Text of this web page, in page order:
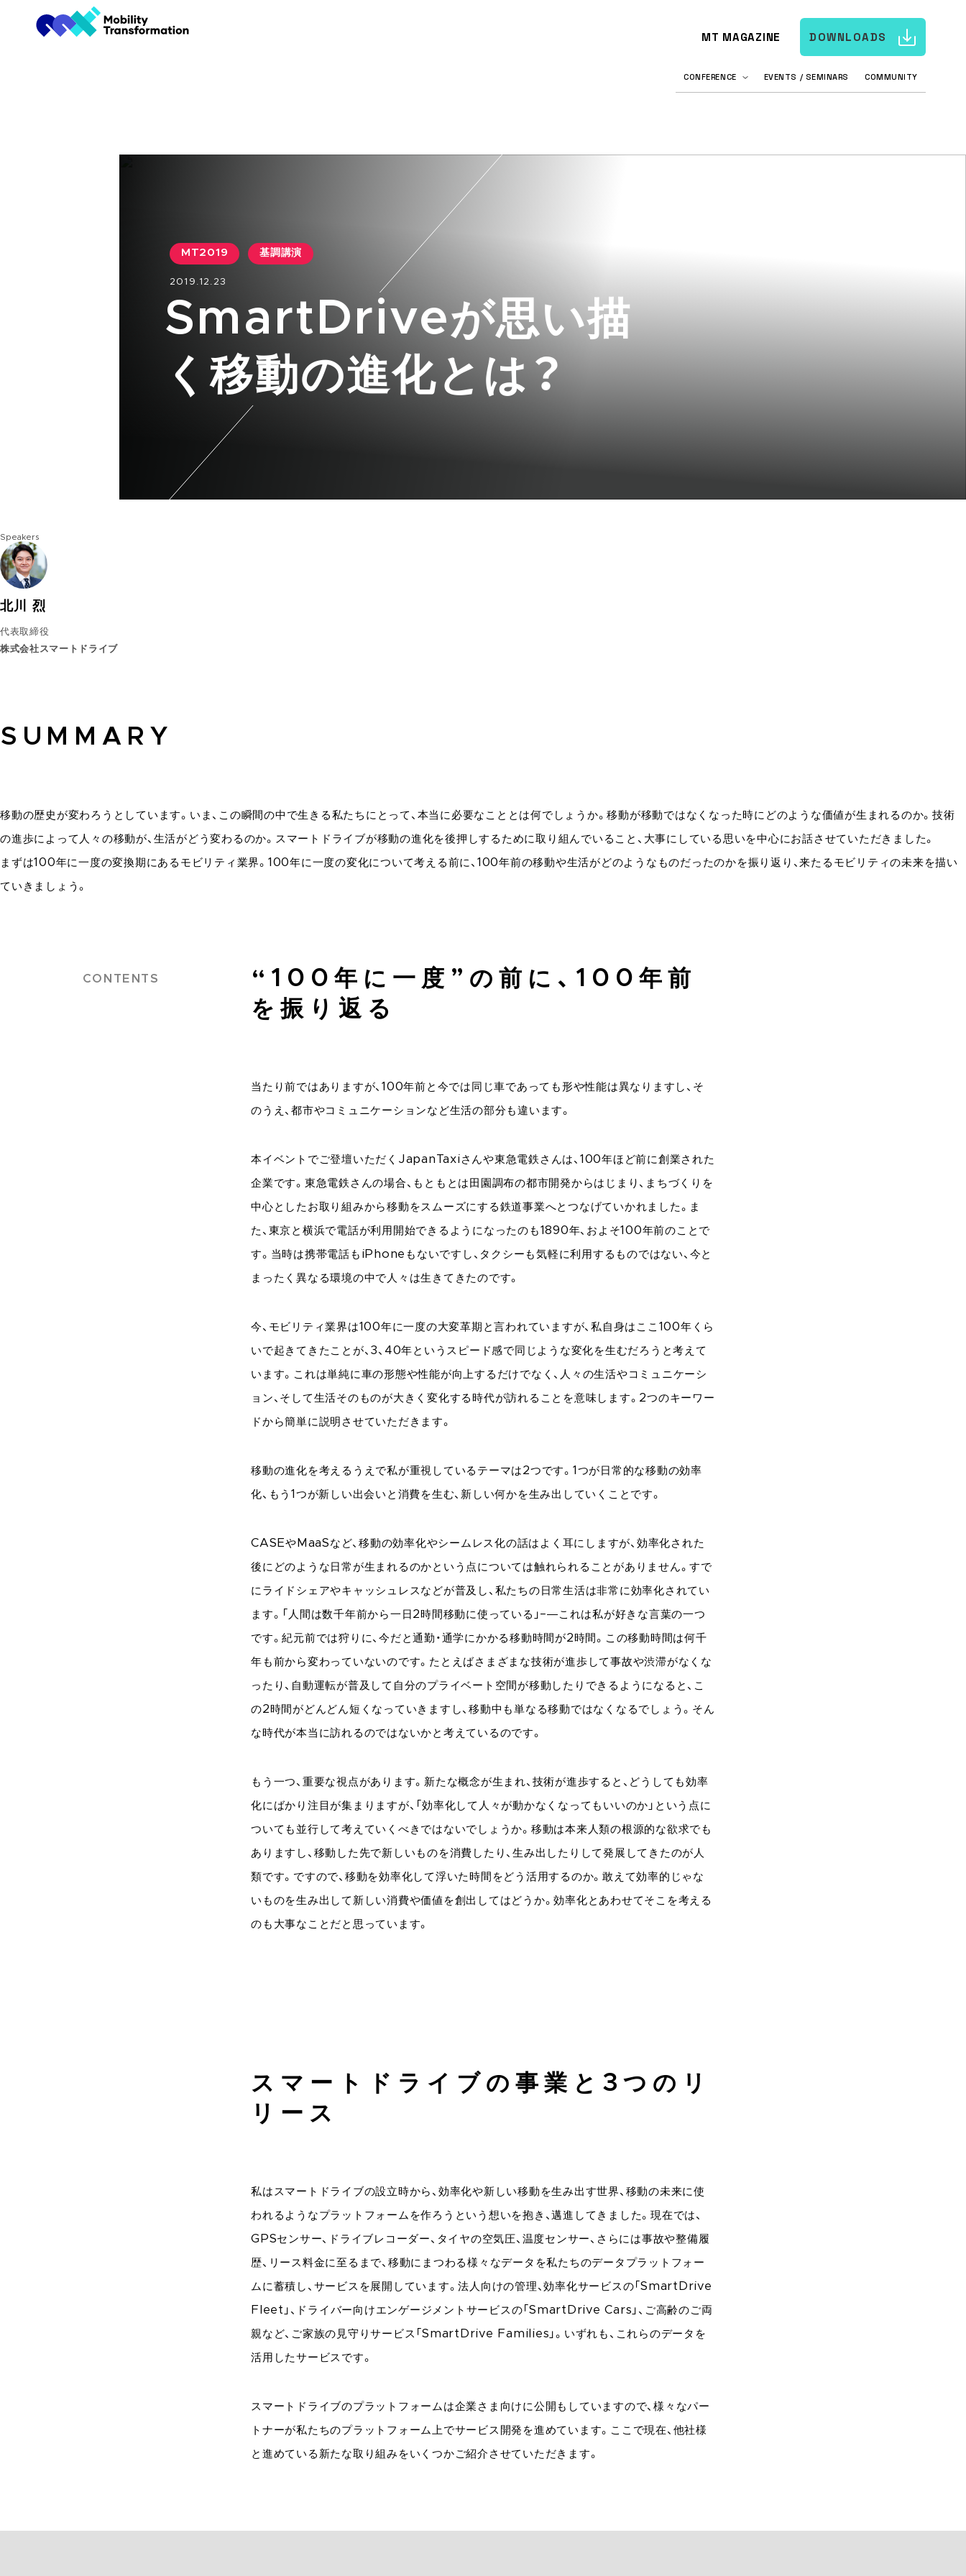
DOWNLOADS
MT MAGAZINE
CONFERENCE EVENTS / SEMINARS COMMUNITY
MT2019 基調講演
2019.12.23
SmartDriveが思い描
く移動の進化とは？
Speakers
北川 烈
代表取締役
株式会社スマートドライブ
SUMMARY
移動の歴史が変わろうとしています。いま、この瞬間の中で生きる私たちにとって、本当に必要なこととは何でしょうか。移動が移動ではなくなった時にどのような価値が生まれるのか。技術
の進歩によって人々の移動が、生活がどう変わるのか。スマートドライブが移動の進化を後押しするために取り組んでいること、大事にしている思いを中心にお話させていただきました。
まずは100年に一度の変換期にあるモビリティ業界。100年に一度の変化について考える前に、100年前の移動や生活がどのようなものだったのかを振り返り、来たるモビリティの未来を描い
ていきましょう。
“100年に一度”の前に、100年前
を振り返る
当たり前ではありますが、100年前と今では同じ車であっても形や性能は異なりますし、そ
のうえ、都市やコミュニケーションなど生活の部分も違います。
本イベントでご登壇いただくJapanTaxiさんや東急電鉄さんは、100年ほど前に創業された
企業です。東急電鉄さんの場合、もともとは田園調布の都市開発からはじまり、まちづくりを
中心としたお取り組みから移動をスムーズにする鉄道事業へとつなげていかれました。ま
た、東京と横浜で電話が利用開始できるようになったのも1890年、およそ100年前のことで
す。当時は携帯電話もiPhoneもないですし、タクシーも気軽に利用するものではない、今と
まったく異なる環境の中で人々は生きてきたのです。
今、モビリティ業界は100年に一度の大変革期と言われていますが、私自身はここ100年くら
いで起きてきたことが、3、40年というスピード感で同じような変化を生むだろうと考えて
います。これは単純に車の形態や性能が向上するだけでなく、人々の生活やコミュニケーシ
ョン、そして生活そのものが大きく変化する時代が訪れることを意味します。2つのキーワー
ドから簡単に説明させていただきます。
移動の進化を考えるうえで私が重視しているテーマは2つです。1つが日常的な移動の効率
化、もう1つが新しい出会いと消費を生む、新しい何かを生み出していくことです。
CASEやMaaSなど、移動の効率化やシームレス化の話はよく耳にしますが、効率化された
後にどのような日常が生まれるのかという点については触れられることがありません。すで
にライドシェアやキャッシュレスなどが普及し、私たちの日常生活は非常に効率化されてい
ます。「人間は数千年前から一日2時間移動に使っている」−―これは私が好きな言葉の一つ
です。紀元前では狩りに、今だと通勤・通学にかかる移動時間が2時間。この移動時間は何千
年も前から変わっていないのです。たとえばさまざまな技術が進歩して事故や渋滞がなくな
ったり、自動運転が普及して自分のプライベート空間が移動したりできるようになると、こ
の2時間がどんどん短くなっていきますし、移動中も単なる移動ではなくなるでしょう。そん
な時代が本当に訪れるのではないかと考えているのです。
もう一つ、重要な視点があります。新たな概念が生まれ、技術が進歩すると、どうしても効率
化にばかり注目が集まりますが、「効率化して人々が動かなくなってもいいのか」という点に
ついても並行して考えていくべきではないでしょうか。移動は本来人類の根源的な欲求でも
ありますし、移動した先で新しいものを消費したり、生み出したりして発展してきたのが人
類です。ですので、移動を効率化して浮いた時間をどう活用するのか。敢えて効率的じゃな
いものを生み出して新しい消費や価値を創出してはどうか。効率化とあわせてそこを考える
のも大事なことだと思っています。
スマートドライブの事業と3つのリ
リース
私はスマートドライブの設立時から、効率化や新しい移動を生み出す世界、移動の未来に使
われるようなプラットフォームを作ろうという想いを抱き、邁進してきました。現在では、
GPSセンサー、ドライブレコーダー、タイヤの空気圧、温度センサー、さらには事故や整備履
歴、リース料金に至るまで、移動にまつわる様々なデータを私たちのデータプラットフォー
ムに蓄積し、サービスを展開しています。法人向けの管理、効率化サービスの「SmartDrive
Fleet」、ドライバー向けエンゲージメントサービスの「SmartDrive Cars」、ご高齢のご両
親など、ご家族の見守りサービス「SmartDrive Families」。いずれも、これらのデータを
活用したサービスです。
スマートドライブのプラットフォームは企業さま向けに公開もしていますので、様々なパー
トナーが私たちのプラットフォーム上でサービス開発を進めています。ここで現在、他社様
と進めている新たな取り組みをいくつかご紹介させていただきます。